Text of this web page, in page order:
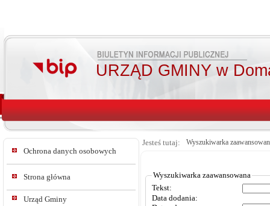
URZĄD GMINY w
Ochrona danych osobowych
Strona główna
Urząd Gminy
Jesteś tutaj: Wyszukiwarka
Wyszukiwarka zaawansowana
Tekst:
Data dodania: